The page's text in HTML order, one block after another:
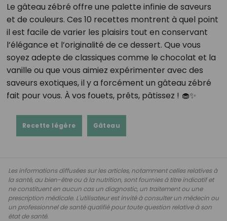
Le gâteau zébré offre une palette infinie de saveurs
et de couleurs. Ces 10 recettes montrent à quel point
il est facile de varier les plaisirs tout en conservant
l’élégance et l’originalité de ce dessert. Que vous
soyez adepte de classiques comme le chocolat et la
vanille ou que vous aimiez expérimenter avec des
saveurs exotiques, il y a forcément un gâteau zébré
fait pour vous. À vos fouets, prêts, pâtissez ! 🧁✨
Recette légère Gâteau
Les informations diffusées sur les articles, notamment celles relatives à
la santé, au bien-être ou à la nutrition, sont fournies à titre indicatif et
ne constituent en aucun cas un diagnostic, un traitement ou une
prescription médicale. L'utilisateur est invité à consulter un médecin ou
un professionnel de santé qualifié pour toute question relative à son
état de santé.